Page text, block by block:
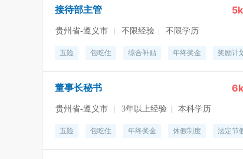
接待部主管
贵州省-遵义市 不限经验 不限学历
五险 包吃住 综合补贴 年终奖金 奖励计
董事长秘书
贵州省-遵义市 3年以上经验 本科学历
五险 包吃住 年终奖金 休假制度 法定节